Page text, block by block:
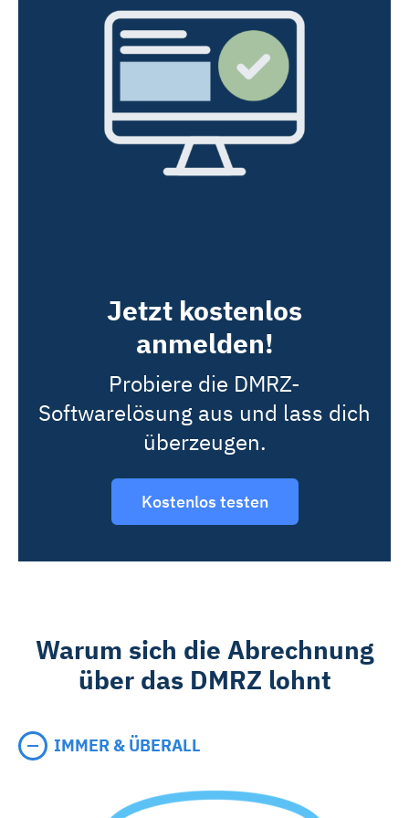
Jetzt kostenlos
anmelden!
Probiere die DMRZ-
Softwarelösung aus und lass dich
überzeugen.
Kostenlos testen
Warum sich die Abrechnung
über das DMRZ lohnt
IMMER & ÜBERALL